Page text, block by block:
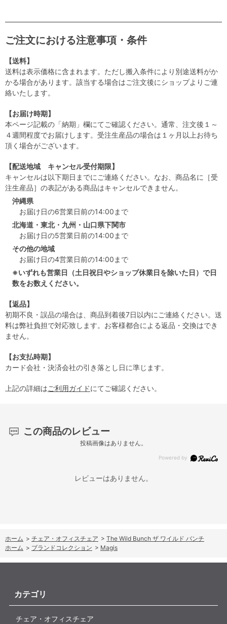
ご注文における注意事項・条件
【送料】
送料は表示価格に含まれます。ただし搬入条件により別途送料がか
かる場合があります。該当する場合はご注文後にショップよりご連
絡いたします。
【お届け時期】
本ページ記載の「納期」欄にてご確認ください。通常、注文後１～
４週間程度でお届けします。受注生産品の場合は１ヶ月以上お待ち
頂く場合がございます。
【配送地域 キャンセル受付期限】
キャンセルは以下期日までにご連絡ください。なお、商品名に［受
注生産品］の表記がある商品はキャンセルできません。
沖縄県
お届け日の6営業日前の14:00まで
北海道・東北・九州・山口県下関市
お届け日の5営業日前の14:00まで
その他の地域
お届け日の4営業日前の14:00まで
※いずれも営業日（土日祝日やショップ休業日を除いた日）で日
数をお数えください。
【返品】
初期不良・誤品の場合は、商品到着後7日以内にご連絡ください。送
料は弊社負担で対応致します。お客様都合による返品・交換はでき
ません。
【お支払時期】
カード会社・決済会社の引き落とし日に準じます。
上記の詳細はご利用ガイドにてご確認ください。
この商品のレビュー
投稿画像はありません。
レビューはありません。
ホーム > チェア・オフィスチェア > The Wild Bunch ザ ワイルド バンチ
ホーム > ブランドコレクション > Magis
カテゴリ
チェア・オフィスチェア